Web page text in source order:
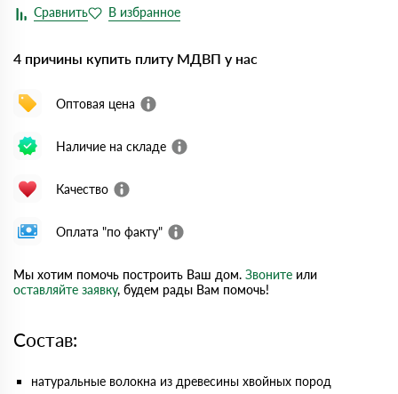
4 причины купить плиту МДВП у нас
Оптовая цена
Наличие на складе
Качество
Оплата "по факту"
Мы хотим помочь построить Ваш дом. Звоните или
оставляйте заявку, будем рады Вам помочь!
Состав:
натуральные волокна из древесины хвойных пород